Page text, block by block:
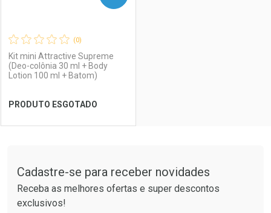
(0)
Kit mini Attractive Supreme
(Deo-colônia 30 ml + Body
Lotion 100 ml + Batom)
PRODUTO ESGOTADO
Laboratório
Por Menos
Cadastre-se para receber novidades
Receba as melhores ofertas e super descontos
exclusivos!